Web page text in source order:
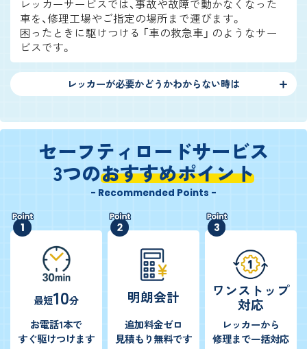
レッカーサービスでは、事故や故障で動かなくなった
車を、修理工場やご指定の場所まで運びます。
困ったときに駆けつける 「車の救急車」 のようなサー
ビスです。
レッカーが必要かどうかわからない時は
セーフティロードサービス
3つのおすすめポイント
- Recommended Points -
最短10分
お電話1本で
すぐ駆けつけます
明朗会計
追加料金ゼロ
見積もり無料です
ワンストップ
対応
レッカーから
修理まで一括対応